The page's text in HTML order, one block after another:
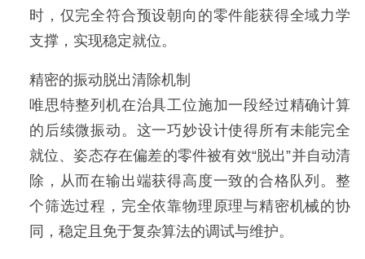
时，仅完全符合预设朝向的零件能获得全域力学
支撑，实现稳定就位。
精密的振动脱出清除机制
唯思特整列机在治具工位施加一段经过精确计算
的后续微振动。这一巧妙设计使得所有未能完全
就位、姿态存在偏差的零件被有效“脱出”并自动清
除，从而在输出端获得高度一致的合格队列。整
个筛选过程，完全依靠物理原理与精密机械的协
同，稳定且免于复杂算法的调试与维护。